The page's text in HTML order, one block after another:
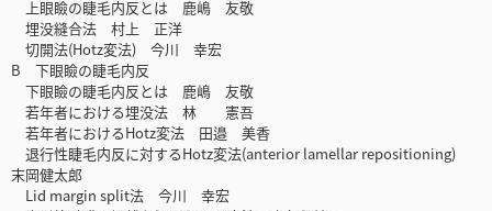
上眼瞼の睫毛内反とは 鹿嶋 友敬
埋没縫合法 村上 正洋
切開法(Hotz変法) 今川 幸宏
B 下眼瞼の睫毛内反
下眼瞼の睫毛内反とは 鹿嶋 友敬
若年者における埋没法 林 憲吾
若年者におけるHotz変法 田邉 美香
退行性睫毛内反に対するHotz変法(anterior lamellar repositioning)
末岡健太郎
Lid margin split法 今川 幸宏